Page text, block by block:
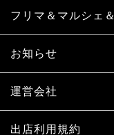
フリマ＆マルシェ
お知らせ
運営会社
出店利用規約